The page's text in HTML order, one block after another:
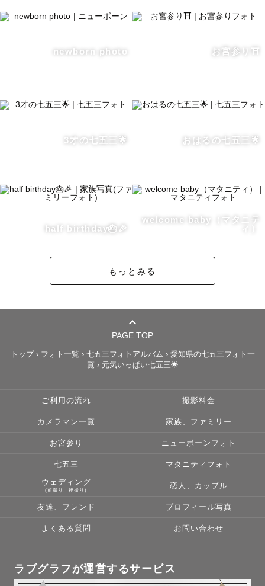
着物の着崩れ対応いたします🌈
【撮影について】
「初めての撮影緊張する…」
安心してください🙆
多くのゲスト様が初めての撮影で同じような
特にお子様は泣いているときもふてくされている顔も笑顔
お子様のペースに合わせて撮影していきますので
ご安心ください‼
楽しんで特別な1日にしましょう‼
神社はとても混んでいるためお時間は
朝は～10時までのお時間、昼は14時～のお時間で
またLineにてご相談できますのでお気軽にご連絡ください
◇753貸出小物
newborn photo お宮参り⛩️
3才の七五三🌟 おはるの七五三🌟
half birthday🎂🎉
welcome baby（マタニテ
ィ）
もっとみる
PAGE TOP
トップ› フォト一覧 › 七五三フォトアルバム › 愛知県の七五三フォト一
覧 › 元気いっぱい七五三🌟
ご利用の流れ 撮影料金
カメラマン一覧 家族、ファミリー
お宮参り ニューボーンフォト
七五三 マタニティフォト
ウェディング
(前撮り、後撮り)
恋人、カップル
友達、フレンド プロフィール写真
よくある質問 お問い合わせ
ラブグラフが運営するサービス